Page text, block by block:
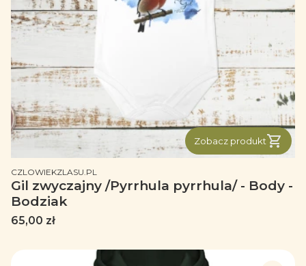
Zobacz produkt
PRODUCENT
CZLOWIEKZLASU.PL
Gil zwyczajny /Pyrrhula pyrrhula/ - Body -
Bodziak
Cena
65,00 zł